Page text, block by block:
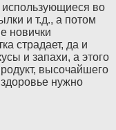
во
и т.д., а потом
новички
страдает, да и
и запахи, а этого
высочайшего
нужно